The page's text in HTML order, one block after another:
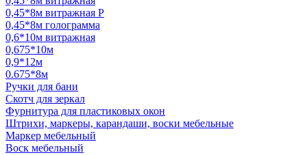
0,45*8м витражная Р
0,45*8м голограмма
0,6*10м витражная
0,675*10м
0,9*12м
0.675*8м
Ручки для бани
Скотч для зеркал
Фурнитура для пластиковых окон
Штрихи, маркеры, карандаши, воски мебельные
Маркер мебельный
Воск мебельный